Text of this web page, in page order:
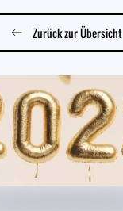
Zurück zur Übersicht